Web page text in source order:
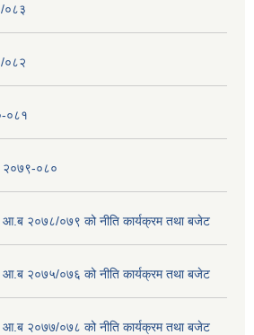
०८३
०८२
०८१
२०७९-०८०
आ.ब २०७८/०७९ को नीति कार्यक्रम तथा बजेट
आ.ब २०७५/०७६ को नीति कार्यक्रम तथा बजेट
आ.ब २०७७/०७८ को नीति कार्यक्रम तथा बजेट